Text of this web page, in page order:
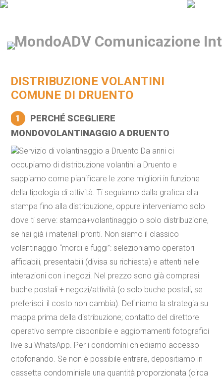
DISTRIBUZIONE VOLANTINI
COMUNE DI DRUENTO
1
PERCHÉ SCEGLIERE
MONDOVOLANTINAGGIO A DRUENTO
Servizio di volantinaggio a Druento Da anni ci
occupiamo di distribuzione volantini a Druento e
sappiamo come pianificare le zone migliori in funzione
della tipologia di attività. Ti seguiamo dalla grafica alla
stampa fino alla distribuzione, oppure interveniamo solo
dove ti serve: stampa+volantinaggio o solo distribuzione,
se hai già i materiali pronti. Non siamo il classico
volantinaggio “mordi e fuggi”: selezioniamo operatori
affidabili, presentabili (divisa su richiesta) e attenti nelle
interazioni con i negozi. Nel prezzo sono già compresi
buche postali + negozi/attività (o solo buche postali, se
preferisci: il costo non cambia). Definiamo la strategia su
mappa prima della distribuzione; contatto del direttore
operativo sempre disponibile e aggiornamenti fotografici
live su WhatsApp. Per i condomìni chiediamo accesso
citofonando. Se non è possibile entrare, depositiamo in
cassetta condominiale una quantità proporzionata (circa